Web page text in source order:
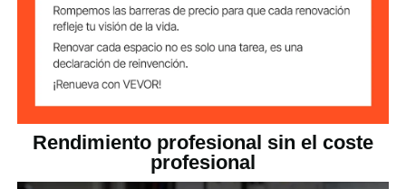
Rendimiento profesional sin el coste
profesional